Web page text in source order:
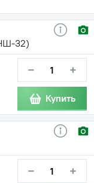
32)
− +
Купить
− +